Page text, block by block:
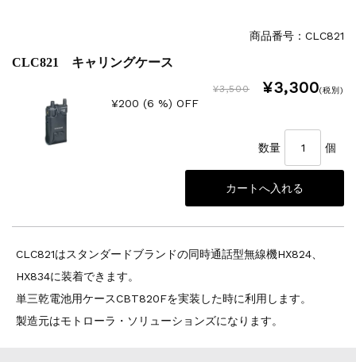
商品番号：CLC821
CLC821 キャリングケース
¥3,500 ¥3,300(税別)
¥200 (6 %) OFF
数量 個
CLC821はスタンダードブランドの同時通話型無線機HX824、
HX834に装着できます。
単三乾電池用ケースCBT820Fを実装した時に利用します。
製造元はモトローラ・ソリューションズになります。